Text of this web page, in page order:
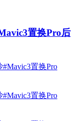
置换Pro后